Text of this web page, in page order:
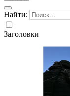
Найти:
Заголовки